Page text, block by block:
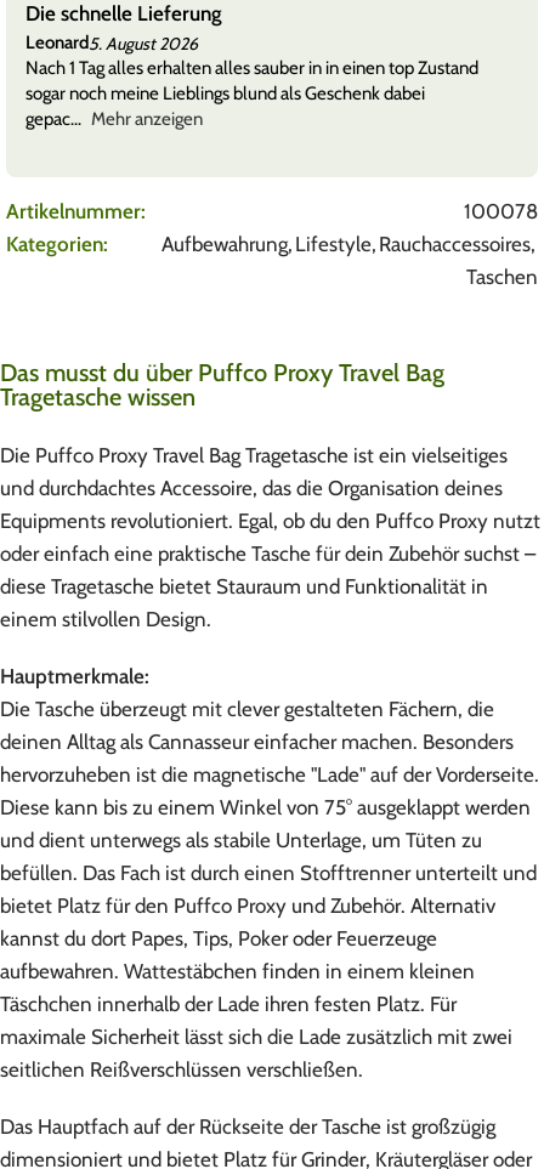
Die schnelle Lieferung
Leonard5. August 2026
Nach 1 Tag alles erhalten alles sauber in in einen top Zustand
sogar noch meine Lieblings blund als Geschenk dabei
gepac
Mehr anzeigen
Artikelnummer:
100078
Kategorien:
Aufbewahrung, Lifestyle, Rauchaccessoires,
Taschen
Das musst du über Puffco Proxy Travel Bag
Tragetasche wissen
Die Puffco Proxy Travel Bag Tragetasche ist ein vielseitiges
und durchdachtes Accessoire, das die Organisation deines
Equipments revolutioniert. Egal, ob du den Puffco Proxy nutzt
oder einfach eine praktische Tasche für dein Zubehör suchst –
diese Tragetasche bietet Stauraum und Funktionalität in
einem stilvollen Design.
Hauptmerkmale:
Die Tasche überzeugt mit clever gestalteten Fächern, die
deinen Alltag als Cannasseur einfacher machen. Besonders
hervorzuheben ist die magnetische "Lade" auf der Vorderseite.
Diese kann bis zu einem Winkel von 75° ausgeklappt werden
und dient unterwegs als stabile Unterlage, um Tüten zu
befüllen. Das Fach ist durch einen Stofftrenner unterteilt und
bietet Platz für den Puffco Proxy und Zubehör. Alternativ
kannst du dort Papes, Tips, Poker oder Feuerzeuge
aufbewahren. Wattestäbchen finden in einem kleinen
Täschchen innerhalb der Lade ihren festen Platz. Für
maximale Sicherheit lässt sich die Lade zusätzlich mit zwei
seitlichen Reißverschlüssen verschließen.
Das Hauptfach auf der Rückseite der Tasche ist großzügig
dimensioniert und bietet Platz für Grinder, Kräutergläser oder